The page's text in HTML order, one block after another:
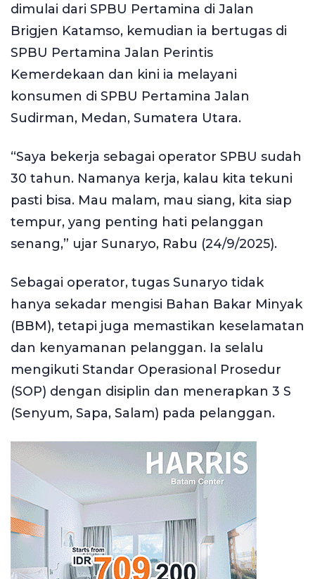
dimulai dari SPBU Pertamina di Jalan
Brigjen Katamso, kemudian ia bertugas di
SPBU Pertamina Jalan Perintis
Kemerdekaan dan kini ia melayani
konsumen di SPBU Pertamina Jalan
Sudirman, Medan, Sumatera Utara.
“Saya bekerja sebagai operator SPBU sudah
30 tahun. Namanya kerja, kalau kita tekuni
pasti bisa. Mau malam, mau siang, kita siap
tempur, yang penting hati pelanggan
senang,” ujar Sunaryo, Rabu (24/9/2025).
Sebagai operator, tugas Sunaryo tidak
hanya sekadar mengisi Bahan Bakar Minyak
(BBM), tetapi juga memastikan keselamatan
dan kenyamanan pelanggan. Ia selalu
mengikuti Standar Operasional Prosedur
(SOP) dengan disiplin dan menerapkan 3 S
(Senyum, Sapa, Salam) pada pelanggan.